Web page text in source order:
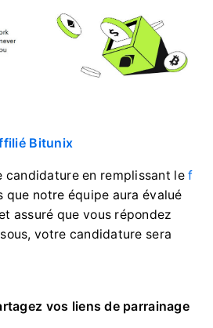
Bitunix
candidature en remplissant lef
que notre équipe aura évalué
assuré que vous répondez
votre candidature sera
vos liens de parrainage